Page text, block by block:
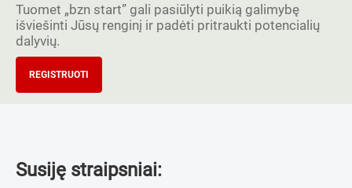
Tuomet „bzn start” gali pasiūlyti puikią galimybę
išviešinti Jūsų renginį ir padėti pritraukti potencialių
dalyvių.
REGISTRUOTI
Susiję straipsniai: